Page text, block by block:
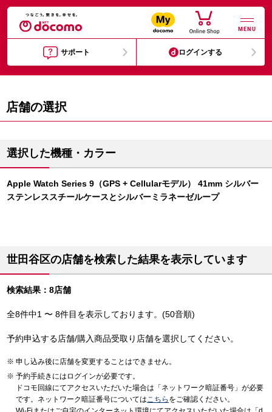
MENU
サポート ログインする
店舗の選択
選択した機種・カラー
Apple Watch Series 9（GPS + Cellularモデル） 41mm シルバー
ステンレススチールケースとシルバーミラネーゼループ
世田谷区の店舗を検索した結果を表示しています
検索結果：8店舗
全8件中1 〜 8件目を表示しております。(50音順)
予約申込する店舗/購入商品受取り店舗を選択してください。
申し込み後に店舗を変更することはできません。
予約手続きにはログインが必要です。
ドコモ回線にてアクセスいただいた場合は「ネットワーク暗証番号」が必要
です。ネットワーク暗証番号についてはこちら をご確認ください。